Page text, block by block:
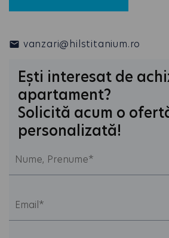
vanzari@hilstitanium.ro
Ești interesat de
apartament?
Solicită acum o
personalizată!